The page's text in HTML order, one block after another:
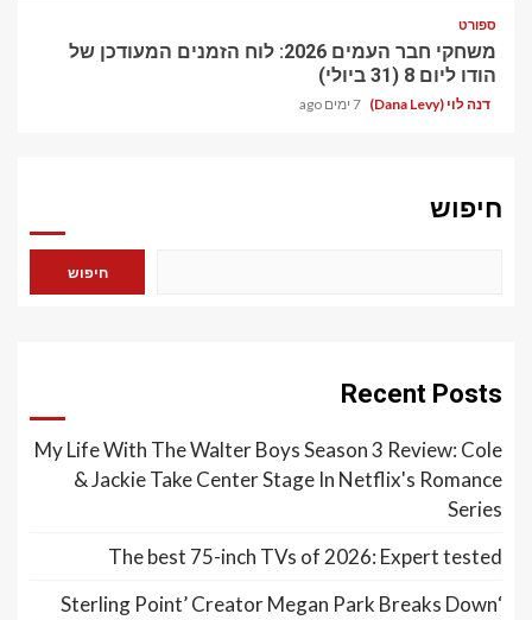
ספורט
משחקי חבר העמים 2026: לוח הזמנים המעודכן של
הודו ליום 8 (31 ביולי)
דנה לוי (Dana Levy) 7 ימים ago
חיפוש
חיפוש
Recent Posts
My Life With The Walter Boys Season 3 Review: Cole
& Jackie Take Center Stage In Netflix's Romance
Series
The best 75-inch TVs of 2026: Expert tested
‘Sterling Point’ Creator Megan Park Breaks Down